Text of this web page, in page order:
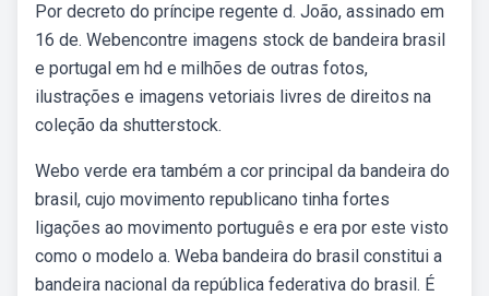
Por decreto do príncipe regente d. João, assinado em
16 de. Webencontre imagens stock de bandeira brasil
e portugal em hd e milhões de outras fotos,
ilustrações e imagens vetoriais livres de direitos na
coleção da shutterstock.
Webo verde era também a cor principal da bandeira do
brasil, cujo movimento republicano tinha fortes
ligações ao movimento português e era por este visto
como o modelo a. Weba bandeira do brasil constitui a
bandeira nacional da república federativa do brasil. É